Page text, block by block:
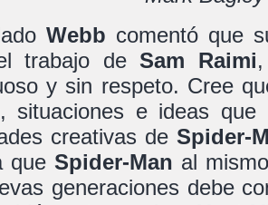
Webb comentó que
trabajo deSam Raimi
y sin respeto. Cree
situaciones e ideas
creativas de Spider-
que Spider-Man al
generaciones debe